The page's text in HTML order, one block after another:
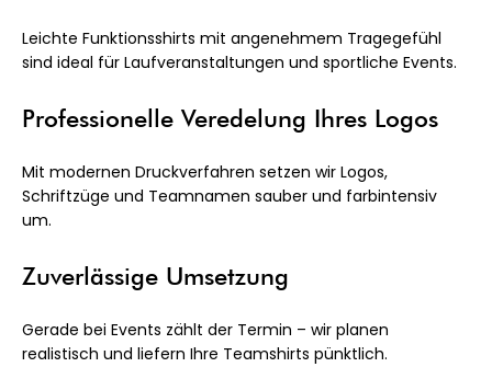
Leichte Funktionsshirts mit angenehmem Tragegefühl
sind ideal für Laufveranstaltungen und sportliche Events.
Professionelle Veredelung Ihres Logos
Mit modernen Druckverfahren setzen wir Logos,
Schriftzüge und Teamnamen sauber und farbintensiv
um.
Zuverlässige Umsetzung
Gerade bei Events zählt der Termin – wir planen
realistisch und liefern Ihre Teamshirts pünktlich.